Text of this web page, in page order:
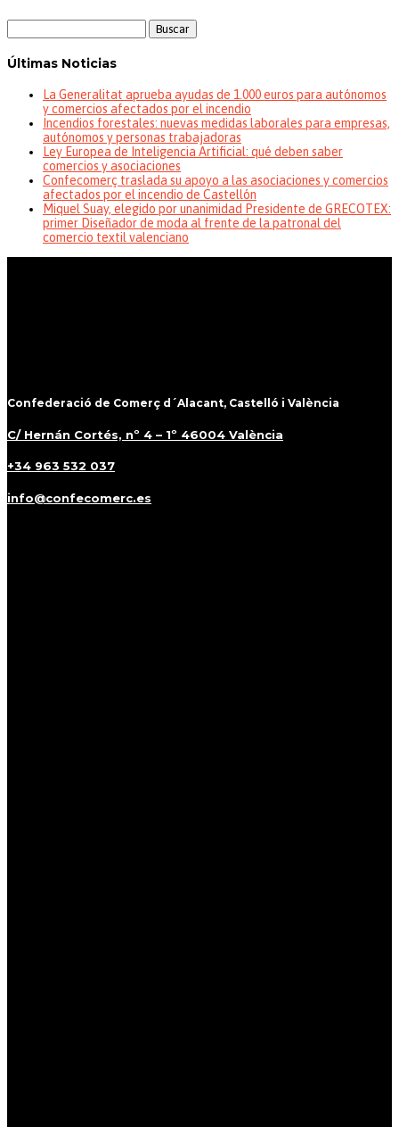
Últimas Noticias
La Generalitat aprueba ayudas de 1.000 euros para autónomos
y comercios afectados por el incendio
Incendios forestales: nuevas medidas laborales para empresas,
autónomos y personas trabajadoras
Ley Europea de Inteligencia Artificial: qué deben saber
comercios y asociaciones
Confecomerç traslada su apoyo a las asociaciones y comercios
afectados por el incendio de Castellón
Miquel Suay, elegido por unanimidad Presidente de GRECOTEX:
primer Diseñador de moda al frente de la patronal del
comercio textil valenciano
Confederació de Comerç d´Alacant, Castelló i València
C/ Hernán Cortés, nº 4 – 1º 46004 València
+34 963 532 037
info@confecomerc.es